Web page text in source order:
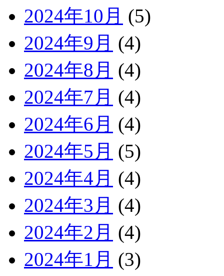
2024年10月 (5)
2024年9月 (4)
2024年8月 (4)
2024年7月 (4)
2024年6月 (4)
2024年5月 (5)
2024年4月 (4)
2024年3月 (4)
2024年2月 (4)
2024年1月 (3)